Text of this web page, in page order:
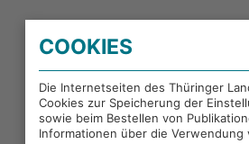
PORTALE DES THÜRINGER
EXTERNE LINKS
COOKIES
Die Internetseiten des Thüringer
Cookies zur Speicherung der
sowie beim Bestellen von
Informationen über die Verwendung